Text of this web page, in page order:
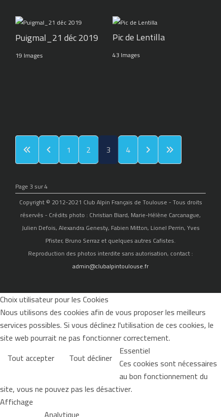
Puigmal_21 déc 2019
19 Images
Pic de Lentilla
43 Images
1 2 3 4
Page 3 sur 4
Copyright © 2012-2021 Club Alpin Français de Toulouse - Tous droits
réservés - Crédits photo : Christian Biard, Marie-Hélène Carcanague,
Julien Defois, Alexandra Genesty, Fabien Mitton, Lionel Perrin, Yves
Pfister, Bruno Serraz et quelques autres Cafistes.
Reproduction des photos interdite sans autorisation, contact :
admin@clubalpintoulouse.fr
Choix utilisateur pour les Cookies
Nous utilisons des cookies afin de vous proposer les meilleurs
services possibles. Si vous déclinez l'utilisation de ces cookies, le
site web pourrait ne pas fonctionner correctement.
Tout accepter
Tout décliner Essentiel
Ces cookies sont nécessaires
au bon fonctionnement du
site, vous ne pouvez pas les désactiver.
Affichage